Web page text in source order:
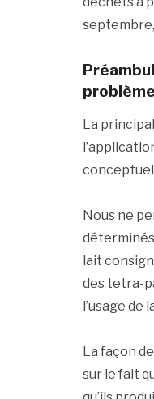
La
Nous ne
déterminés
lait
des tetra-
l’usage de
La façon
sur le fait